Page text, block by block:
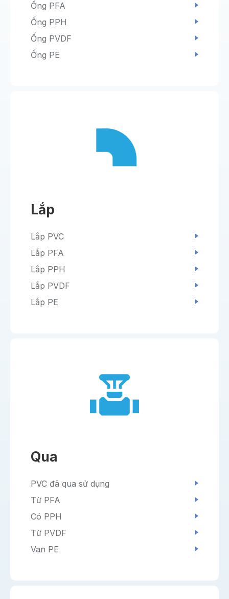
Ống PFA
Ống PPH
Ống PVDF
Ống PE
Lắp
Lắp PVC
Lắp PFA
Lắp PPH
Lắp PVDF
Lắp PE
Qua
PVC đã qua sử dụng
Từ PFA
Có PPH
Từ PVDF
Van PE